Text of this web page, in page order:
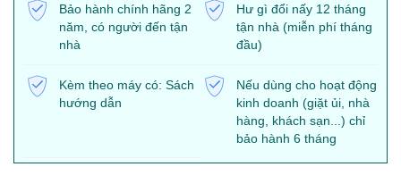
Bảo hành chính hãng 2
năm, có người đến tận
nhà
Hư gì đổi nấy 12 tháng
tận nhà (miễn phí tháng
đầu)
Kèm theo máy có: Sách
hướng dẫn
Nếu dùng cho hoạt động
kinh doanh (giặt ủi, nhà
hàng, khách sạn...) chỉ
bảo hành 6 tháng